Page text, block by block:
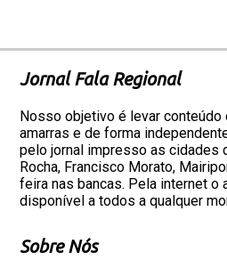
Jornal Fala Regional
Nosso objetivo é levar conteúdo
amarras e de forma
pelo jornal impresso as cidades
Rocha, Francisco Morato,
feira nas bancas. Pela internet o
disponível a todos a qualquer
Sobre Nós